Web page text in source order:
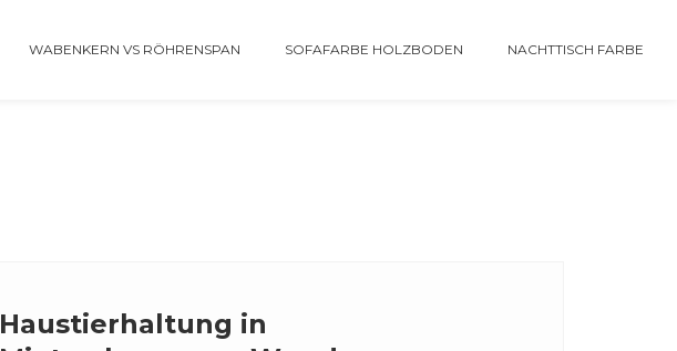
WABENKERN VS RÖHRENSPAN SOFAFARBE HOLZBODEN NACHTTISCH FARBE
Haustierhaltung in